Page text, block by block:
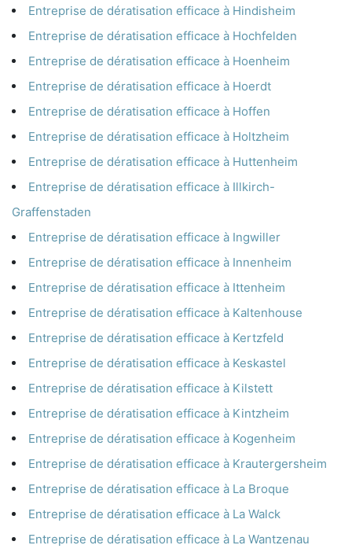
Entreprise de dératisation efficace à Hindisheim
Entreprise de dératisation efficace à Hochfelden
Entreprise de dératisation efficace à Hoenheim
Entreprise de dératisation efficace à Hoerdt
Entreprise de dératisation efficace à Hoffen
Entreprise de dératisation efficace à Holtzheim
Entreprise de dératisation efficace à Huttenheim
Entreprise de dératisation efficace à Illkirch-
Graffenstaden
Entreprise de dératisation efficace à Ingwiller
Entreprise de dératisation efficace à Innenheim
Entreprise de dératisation efficace à Ittenheim
Entreprise de dératisation efficace à Kaltenhouse
Entreprise de dératisation efficace à Kertzfeld
Entreprise de dératisation efficace à Keskastel
Entreprise de dératisation efficace à Kilstett
Entreprise de dératisation efficace à Kintzheim
Entreprise de dératisation efficace à Kogenheim
Entreprise de dératisation efficace à Krautergersheim
Entreprise de dératisation efficace à La Broque
Entreprise de dératisation efficace à La Walck
Entreprise de dératisation efficace à La Wantzenau